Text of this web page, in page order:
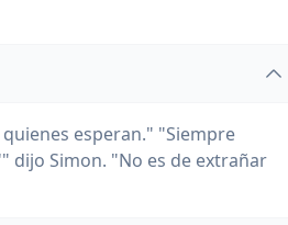
esperan." "Siempre
dijo Simon. "No es de extrañar